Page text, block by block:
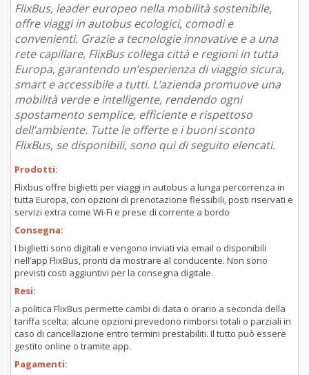
FlixBus, leader europeo nella mobilità sostenibile,
offre viaggi in autobus ecologici, comodi e
convenienti. Grazie a tecnologie innovative e a una
rete capillare, FlixBus collega città e regioni in tutta
Europa, garantendo un’esperienza di viaggio sicura,
smart e accessibile a tutti. L’azienda promuove una
mobilità verde e intelligente, rendendo ogni
spostamento semplice, efficiente e rispettoso
dell’ambiente. Tutte le offerte e i buoni sconto
FlixBus, se disponibili, sono qui di seguito elencati.
Prodotti:
Flixbus offre biglietti per viaggi in autobus a lunga percorrenza in
tutta Europa, con opzioni di prenotazione flessibili, posti riservati e
servizi extra come Wi-Fi e prese di corrente a bordo
Consegna:
I biglietti sono digitali e vengono inviati via email o disponibili
nell’app FlixBus, pronti da mostrare al conducente. Non sono
previsti costi aggiuntivi per la consegna digitale.
Resi:
a politica FlixBus permette cambi di data o orario a seconda della
tariffa scelta; alcune opzioni prevedono rimborsi totali o parziali in
caso di cancellazione entro termini prestabiliti. Il tutto può essere
gestito online o tramite app.
Pagamenti: